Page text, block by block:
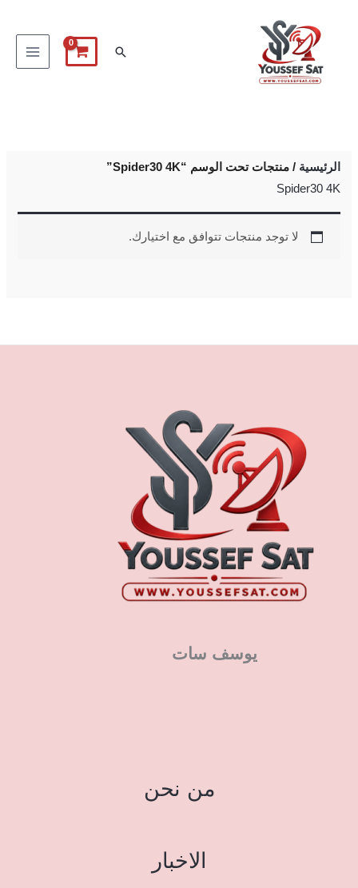
البحث
الرئيسية / منتجات تحت الوسم “Spider30 4K”
Spider30 4K
لا توجد منتجات تتوافق مع اختيارك.
يوسف سات
من نحن
الاخبار